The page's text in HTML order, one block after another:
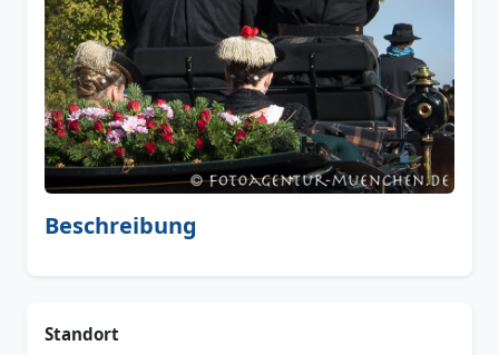
Beschreibung
Standort